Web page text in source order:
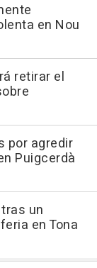
en Nou
retirar el
por agredir
Puigcerdà
un
en Tona